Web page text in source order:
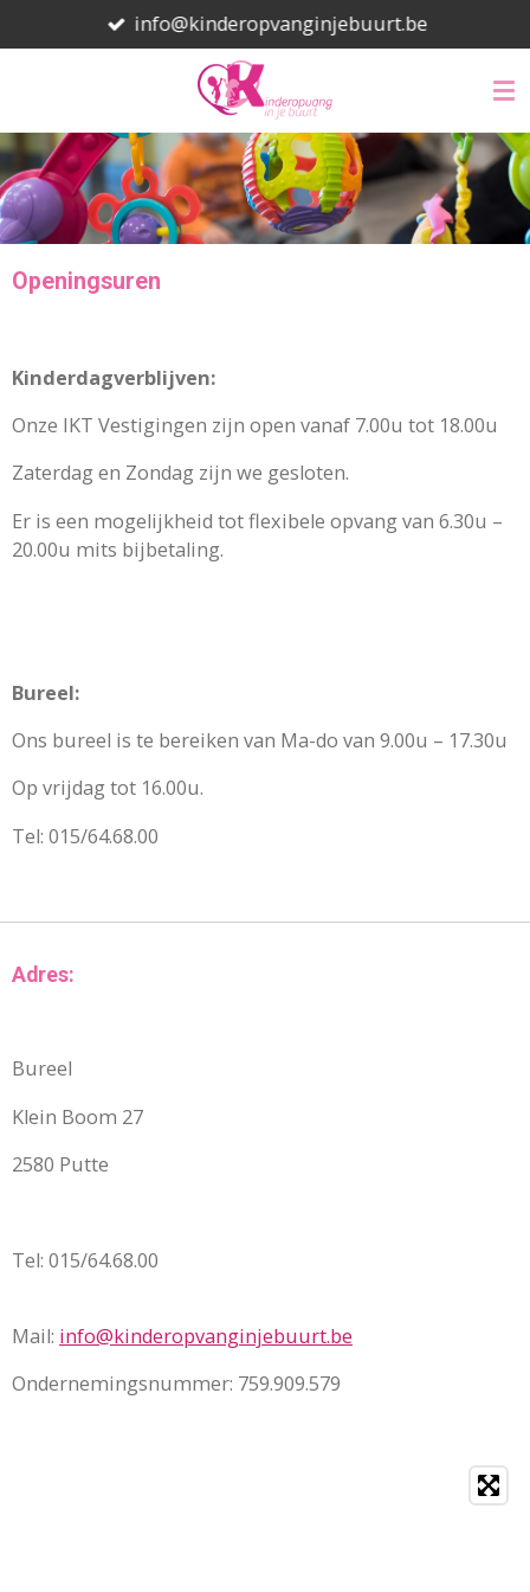
direct
hoofdinhoud
info@kinderopvanginjebuurt.be
Openingsuren
Kinderdagverblijven:
Onze IKT Vestigingen zijn open vanaf 7.00u tot 18.00u
Zaterdag en Zondag zijn we gesloten.
Er is een mogelijkheid tot flexibele opvang van 6.30u –
20.00u mits bijbetaling.
Bureel:
Ons bureel is te bereiken van Ma-do van 9.00u – 17.30u
Op vrijdag tot 16.00u.
Tel: 015/64.68.00
Adres:
Bureel
Klein Boom 27
2580 Putte
Tel: 015/64.68.00
Mail: info@kinderopvanginjebuurt.be
Ondernemingsnummer: 759.909.579